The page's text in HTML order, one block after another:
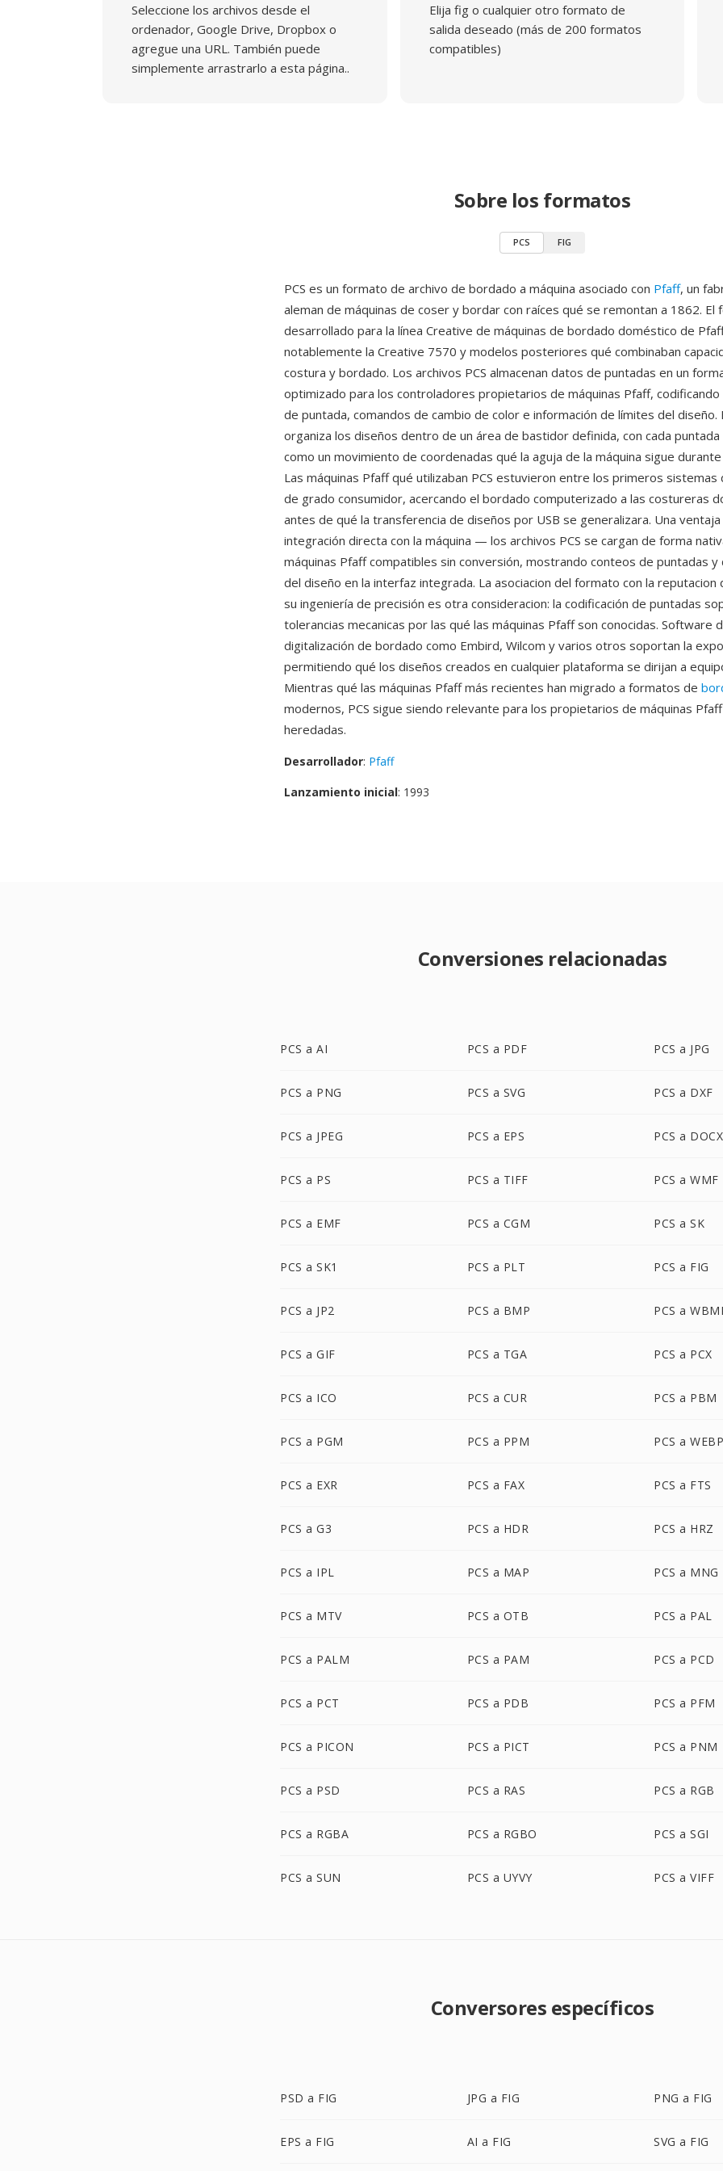
Seleccione los archivos desde el
ordenador, Google Drive, Dropbox o
agregue una URL. También puede
simplemente arrastrarlo a esta página..
Elija fig o cualquier otro formato de
salida deseado (más de 200 formatos
compatibles)
Sobre los formatos
PCS FIG
PCS es un formato de archivo de bordado a máquina asociado con Pfaff, un
aleman de máquinas de coser y bordar con raíces qué se remontan a 1862. El
desarrollado para la línea Creative de máquinas de bordado doméstico de
notablemente la Creative 7570 y modelos posteriores qué combinaban
costura y bordado. Los archivos PCS almacenan datos de puntadas en un
optimizado para los controladores propietarios de máquinas Pfaff, codificando
de puntada, comandos de cambio de color e información de límites del diseño.
organiza los diseños dentro de un área de bastidor definida, con cada puntada
como un movimiento de coordenadas qué la aguja de la máquina sigue
Las máquinas Pfaff qué utilizaban PCS estuvieron entre los primeros sistemas
de grado consumidor, acercando el bordado computerizado a las costureras
antes de qué la transferencia de diseños por USB se generalizara. Una ventaja
integración directa con la máquina — los archivos PCS se cargan de forma
máquinas Pfaff compatibles sin conversión, mostrando conteos de puntadas y
del diseño en la interfaz integrada. La asociacion del formato con la reputacion
su ingeniería de precisión es otra consideracion: la codificación de puntadas
tolerancias mecanicas por las qué las máquinas Pfaff son conocidas. Software
digitalización de bordado como Embird, Wilcom y varios otros soportan la
permitiendo qué los diseños creados en cualquier plataforma se dirijan a
Mientras qué las máquinas Pfaff más recientes han migrado a formatos de
modernos, PCS sigue siendo relevante para los propietarios de máquinas
heredadas.
Desarrollador: Pfaff
Lanzamiento inicial: 1993
Conversiones relacionadas
PCS a AI PCS a PDF PCS a JPG
PCS a PNG PCS a SVG PCS a DXF
PCS a JPEG PCS a EPS PCS a DOCX
PCS a PS PCS a TIFF PCS a WMF
PCS a EMF PCS a CGM PCS a SK
PCS a SK1 PCS a PLT PCS a FIG
PCS a JP2 PCS a BMP PCS a
PCS a GIF PCS a TGA PCS a PCX
PCS a ICO PCS a CUR PCS a PBM
PCS a PGM PCS a PPM PCS a WEBP
PCS a EXR PCS a FAX PCS a FTS
PCS a G3 PCS a HDR PCS a HRZ
PCS a IPL PCS a MAP PCS a MNG
PCS a MTV PCS a OTB PCS a PAL
PCS a PALM PCS a PAM PCS a PCD
PCS a PCT PCS a PDB PCS a PFM
PCS a PICON PCS a PICT PCS a PNM
PCS a PSD PCS a RAS PCS a RGB
PCS a RGBA PCS a RGBO PCS a SGI
PCS a SUN PCS a UYVY PCS a VIFF
Conversores específicos
PSD a FIG JPG a FIG PNG a FIG
EPS a FIG AI a FIG SVG a FIG